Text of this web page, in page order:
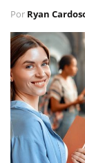
Por Ryan